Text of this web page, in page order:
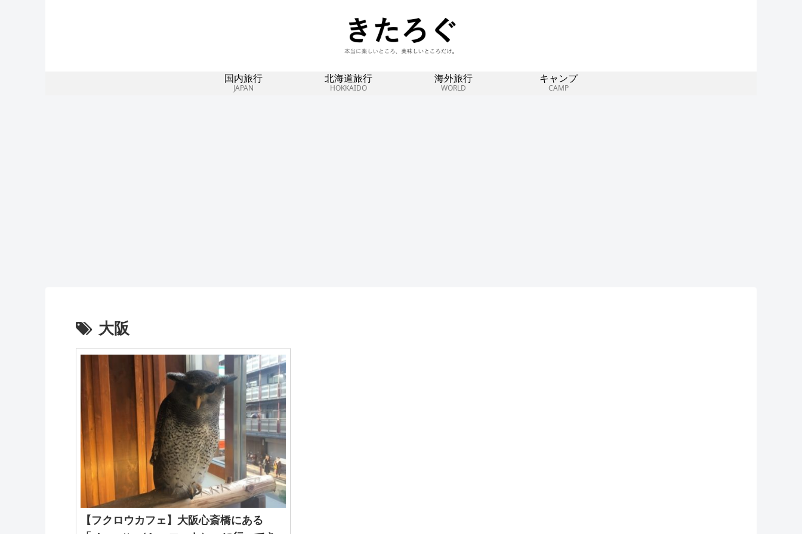
国内旅行
JAPAN
北海道旅行
HOKKAIDO
海外旅行
WORLD
キャンプ
CAMP
大阪
【フクロウカフェ】大阪心斎橋にある